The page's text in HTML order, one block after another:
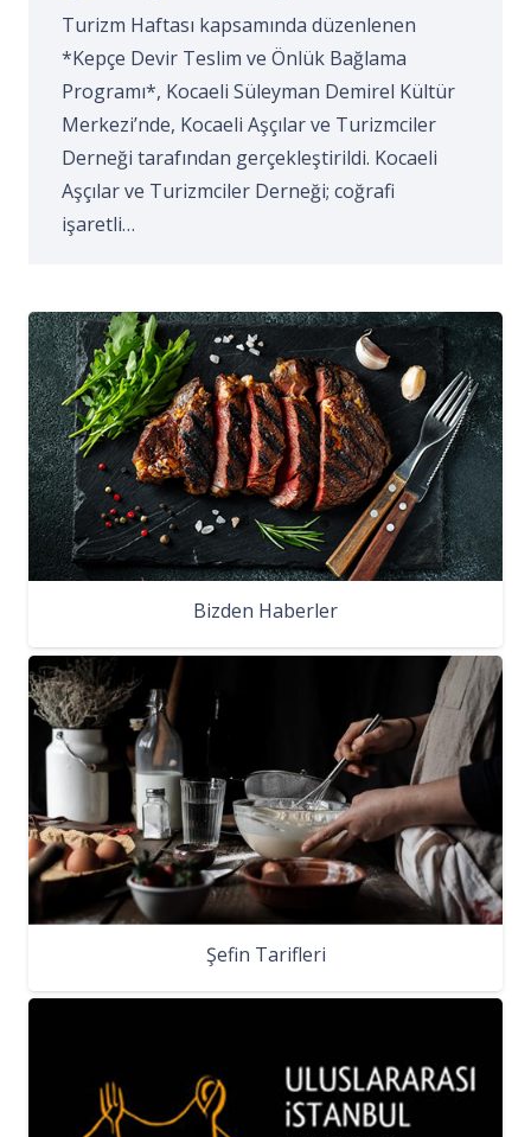
Turizm Haftası kapsamında düzenlenen
*Kepçe Devir Teslim ve Önlük Bağlama
Programı*, Kocaeli Süleyman Demirel Kültür
Merkezi’nde, Kocaeli Aşçılar ve Turizmciler
Derneği tarafından gerçekleştirildi. Kocaeli
Aşçılar ve Turizmciler Derneği; coğrafi
işaretli…
Bizden Haberler
Şefin Tarifleri